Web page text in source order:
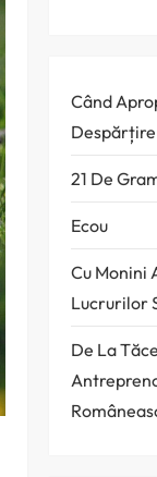
Când
21 De
Ecou
Cu Monini
Lucrurilor
De La